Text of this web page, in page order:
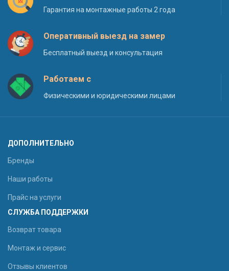
Гарантия на монтажные работы 2 года
Оперативный выезд на замер
Бесплатный выезд и консультация
Работаем с
Физическими и юридическими лицами
ДОПОЛНИТЕЛЬНО
Бренды
Наши работы
Прайс на услуги
СЛУЖБА ПОДДЕРЖКИ
Возврат товара
Монтаж и сервис
Отзывы клиентов